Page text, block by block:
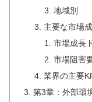
地域別
主要な市場
市場成長
市場阻害
業界の主要
第3章：外部環